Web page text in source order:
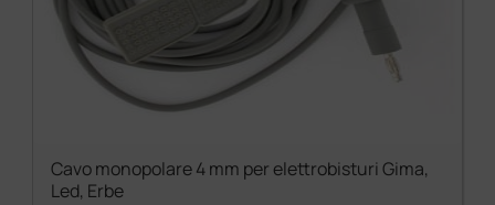
Cavo monopolare 4 mm per elettrobisturi Gima,
Led, Erbe